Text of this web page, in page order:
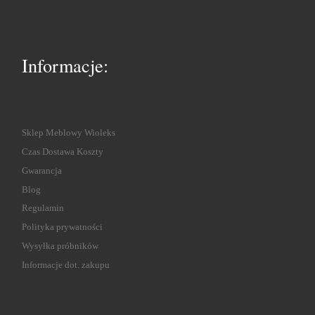
Informacje:
Sklep Meblowy Wioleks
Czas Dostawa Koszty
Gwarancja
Blog
Regulamin
Polityka prywatności
Wysyłka próbników
Informacje dot. zakupu